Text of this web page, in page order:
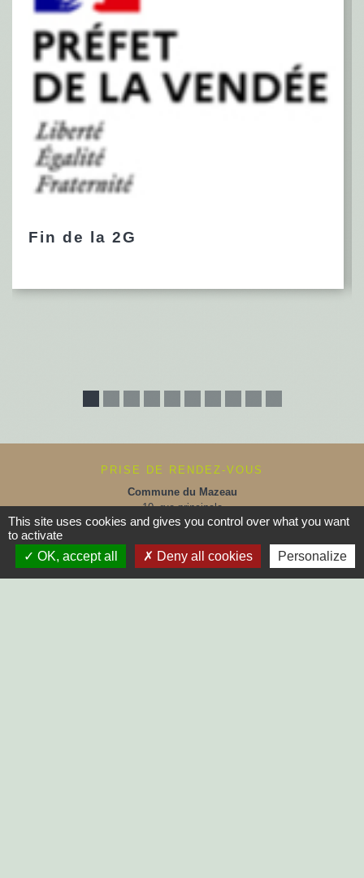
Fin de la 2G
PRISE DE RENDEZ-VOUS
Commune du Mazeau
10, rue principale
85420 Le Mazeau - FRANCE
Contact par formulaire
This site uses cookies and gives you control over what you want
to activate
OK, accept all
Deny all cookies Personalize